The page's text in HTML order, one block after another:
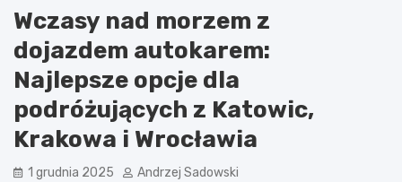
Wczasy nad morzem z
dojazdem autokarem:
Najlepsze opcje dla
podróżujących z Katowic,
Krakowa i Wrocławia
1 grudnia 2025 Andrzej Sadowski